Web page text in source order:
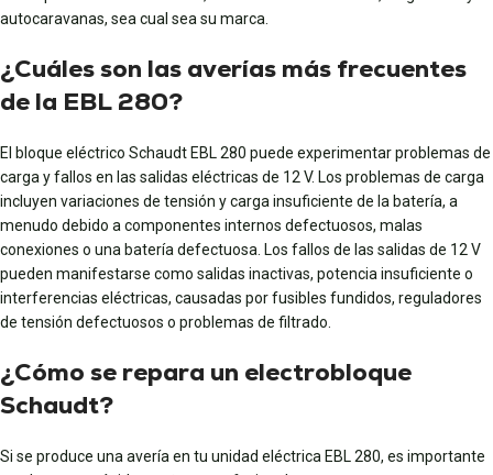
autocaravanas, sea cual sea su marca.
¿Cuáles son las averías más frecuentes
de la EBL 280?
El bloque eléctrico Schaudt EBL 280 puede experimentar problemas de
carga y fallos en las salidas eléctricas de 12 V. Los problemas de carga
incluyen variaciones de tensión y carga insuficiente de la batería, a
menudo debido a componentes internos defectuosos, malas
conexiones o una batería defectuosa. Los fallos de las salidas de 12 V
pueden manifestarse como salidas inactivas, potencia insuficiente o
interferencias eléctricas, causadas por fusibles fundidos, reguladores
de tensión defectuosos o problemas de filtrado.
¿Cómo se repara un electrobloque
Schaudt?
Si se produce una avería en tu unidad eléctrica EBL 280, es importante